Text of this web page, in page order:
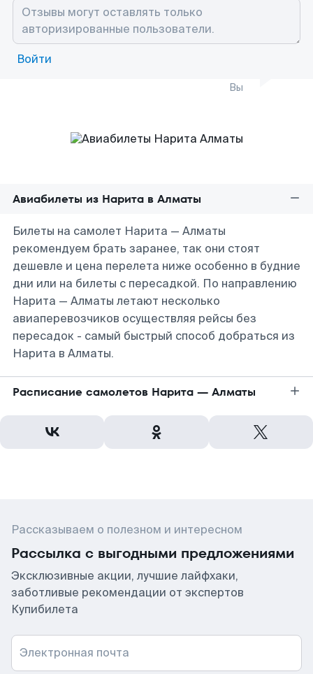
Войти
Вы
Авиабилеты из Нарита в Алматы
Билеты на самолет Нарита — Алматы
рекомендуем брать заранее, так они стоят
дешевле и цена перелета ниже особенно в будние
дни или на билеты с пересадкой. По направлению
Нарита — Алматы летают несколько
авиаперевозчиков осуществляя рейсы без
пересадок - самый быстрый способ добраться из
Нарита в Алматы.
Расписание самолетов Нарита — Алматы
Рассказываем о полезном и интересном
Рассылка с выгодными предложениями
Эксклюзивные акции, лучшие лайфхаки,
заботливые рекомендации от экспертов
Купибилета
Электронная почта